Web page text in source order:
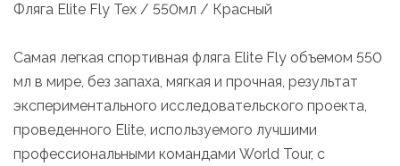
Фляга Elite Fly Tex / 550мл / Красный
Самая легкая спортивная фляга Elite Fly объемом 550
мл в мире, без запаха, мягкая и прочная, результат
экспериментального исследовательского проекта,
проведенного Elite, используемого лучшими
профессиональными командами World Tour, с